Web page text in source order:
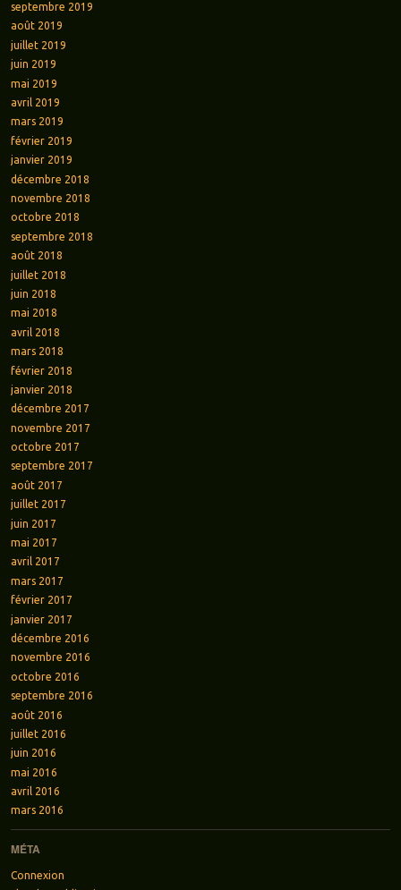
septembre 2019
août 2019
juillet 2019
juin 2019
mai 2019
avril 2019
mars 2019
février 2019
janvier 2019
décembre 2018
novembre 2018
octobre 2018
septembre 2018
août 2018
juillet 2018
juin 2018
mai 2018
avril 2018
mars 2018
février 2018
janvier 2018
décembre 2017
novembre 2017
octobre 2017
septembre 2017
août 2017
juillet 2017
juin 2017
mai 2017
avril 2017
mars 2017
février 2017
janvier 2017
décembre 2016
novembre 2016
octobre 2016
septembre 2016
août 2016
juillet 2016
juin 2016
mai 2016
avril 2016
mars 2016
MÉTA
Connexion